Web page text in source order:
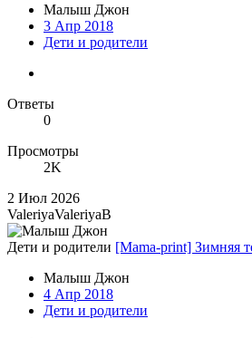
Малыш Джон
3 Апр 2018
Дети и родители
Ответы
0
Просмотры
2K
2 Июл 2026
ValeriyaValeriyaB
Дети и родители [Mama-print] Зимняя
Малыш Джон
4 Апр 2018
Дети и родители